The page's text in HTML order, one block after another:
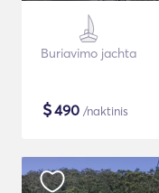
Buriavimo jachta
$490 /naktinis